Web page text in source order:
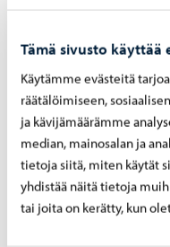
Tämä sivusto käyttää
Käytämme evästeitä
räätälöimiseen,
ja kävijämäärämme
median, mainosalan ja
tietoja siitä, miten käytät
yhdistää näitä tietoja
tai joita on kerätty, kun
Porvoon vesi -
Porvoon vesi
29.7